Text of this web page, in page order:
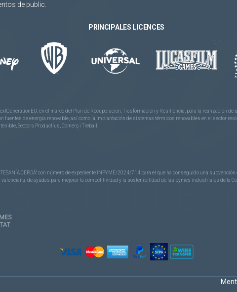
de public.
PRINCIPALES LICENCES
en el marco del Plan de Recuperación, Trasformación y Resiliencia, para la realización
fuentes de energía renovable, así como la implantación de sistemas térmicos renovables en el sector
Sectors Productius, Comerç i Treball.
CERDÁ” con número de expediente INPYME/2024/714 para el que ha conseguido una
de ayudas para mejorar la competitividad y la sostenibilidad de las pymes industriales de la